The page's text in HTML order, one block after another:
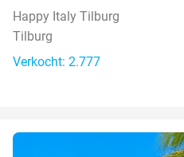
Happy Italy Tilburg
Tilburg
Verkocht: 2.777